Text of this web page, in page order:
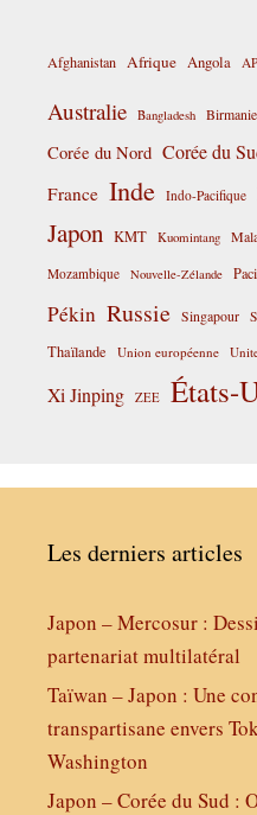
Afghanistan Afrique Angola
Australie Bangladesh Birmanie
Corée du Nord Corée du
France Inde Indo-Pacifique
Japon KMT Kuomintang
Mozambique Nouvelle-Zélande
Pékin Russie Singapour
Thaïlande Union européenne
Xi Jinping ZEE États-
Les derniers articles
Japon – Mercosur :
partenariat multilatéral
Taïwan – Japon : Une
transpartisane envers
Washington
Japon – Corée du Sud :